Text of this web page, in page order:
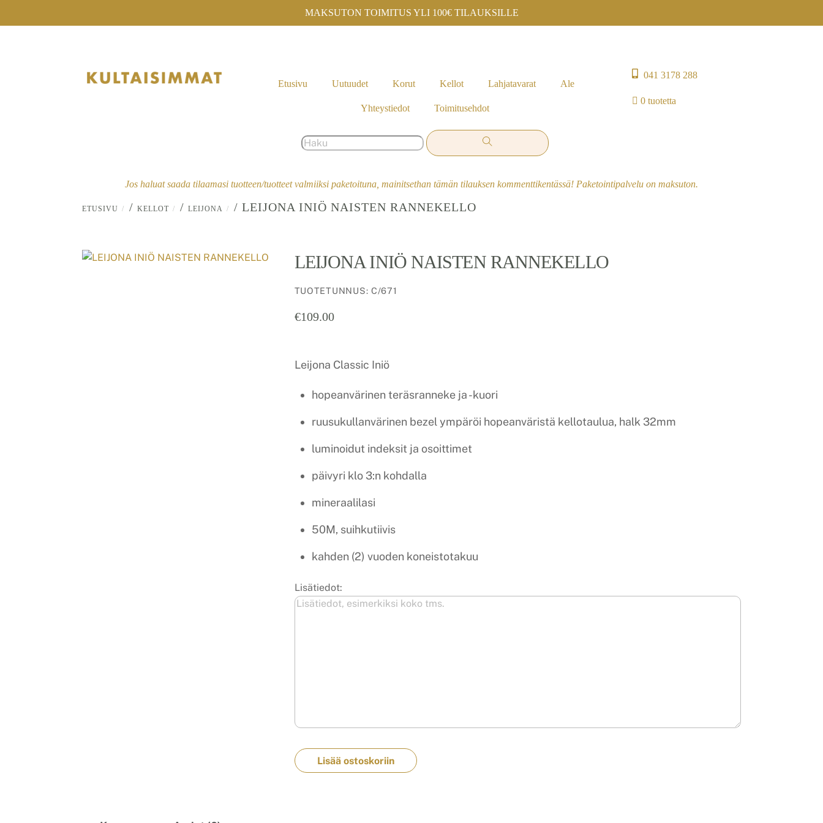
to
MAKSUTON TOIMITUS YLI 100€ TILAUKSILLE
Etusivu Uutuudet Korut Kellot Lahjatavarat Ale
Yhteystiedot Toimitusehdot
041 3178 288
0 tuotetta
Jos haluat saada tilaamasi tuotteen/tuotteet valmiiksi paketoituna, mainitsethan tämän tilauksen kommenttikentässä! Paketointipalvelu on maksuton.
ETUSIVU /KELLOT /LEIJONA / LEIJONA INIÖ NAISTEN RANNEKELLO
LEIJONA INIÖ NAISTEN RANNEKELLO
TUOTETUNNUS: C/671
€109.00
Leijona Classic Iniö
hopeanvärinen teräsranneke ja -kuori
ruusukullanvärinen bezel ympäröi hopeanväristä kellotaulua, halk 32mm
luminoidut indeksit ja osoittimet
päivyri klo 3:n kohdalla
mineraalilasi
50M, suihkutiivis
kahden (2) vuoden koneistotakuu
Lisätiedot:
Lisää ostoskoriin